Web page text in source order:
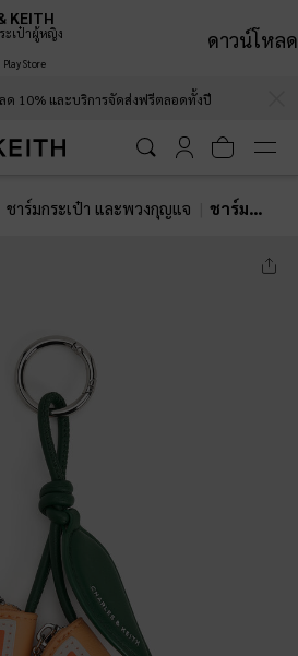
ด 10% และบริการจัดส่งฟรีตลอดทั้งปี
ชาร์มกระเป๋า และพวงกุญแจ ชาร์มดีเทลชิ้นส้มสไลซ์
KEITH
ะเป๋าผู้หญิง
Store
ดาวน์โหลด